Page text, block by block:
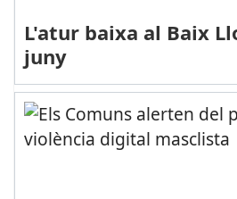
L'atur baixa al Baix
juny